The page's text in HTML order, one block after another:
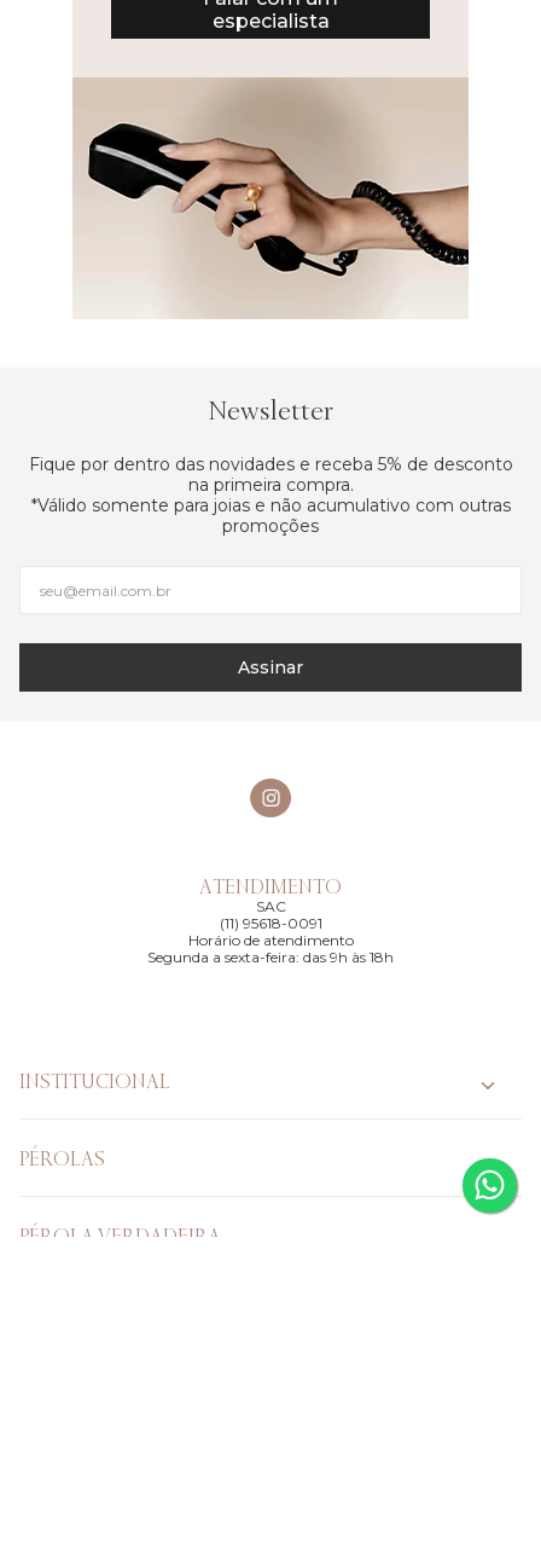
especialista
Newsletter
Fique por dentro das novidades e receba 5% de desconto
na primeira compra.
*Válido somente para joias e não acumulativo com outras
promoções
Assinar
ATENDIMENTO
SAC
(11) 95618-0091
Horário de atendimento
Segunda a sexta-feira: das 9h às 18h
INSTITUCIONAL
PÉROLAS
PÉROLA VERDADEIRA